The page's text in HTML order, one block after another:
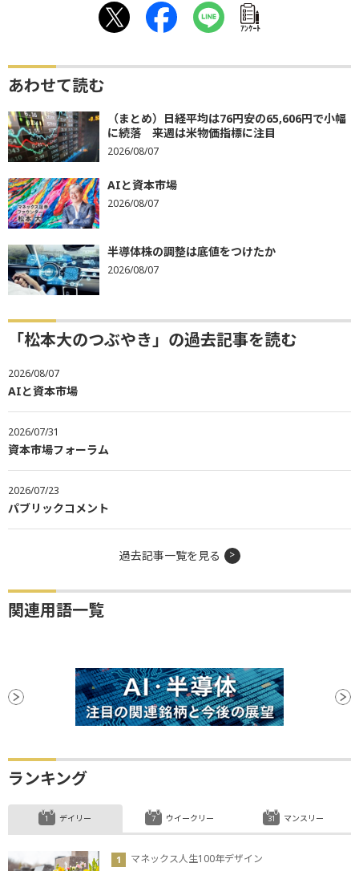
ｱﾝｹｰﾄ
あわせて読む
（まとめ）日経平均は76円安の65,606円で小幅
に続落 来週は米物価指標に注目
2026/08/07
AIと資本市場
2026/08/07
半導体株の調整は底値をつけたか
2026/08/07
「松本大のつぶやき」の過去記事を読む
2026/08/07
AIと資本市場
2026/07/31
資本市場フォーラム
2026/07/23
パブリックコメント
過去記事一覧を見る
関連用語一覧
ランキング
デイリー
マネックス人生100年デザイン
ウイークリー マンスリー